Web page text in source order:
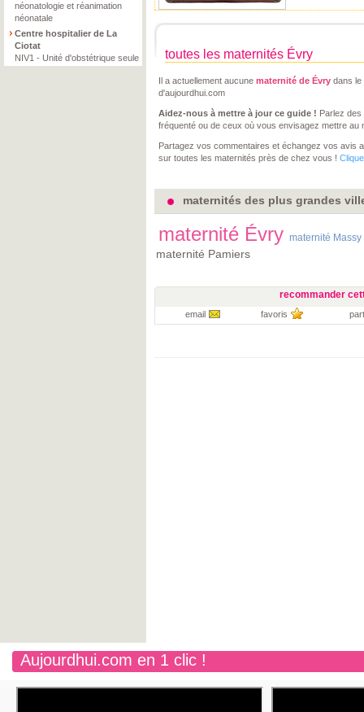
néonatologie et réanimation
néonatale
Centre hospitalier de La
Ciotat
NIV1 - Unité d'obstétrique seule
toutes les maternités Évry
Il a actuellement aucune maternité de Évry dans le
d'aujourdhui.com
Aidez-nous à mettre à jour ce guide ! Parlez
fréquenté ou de ceux où vous envisagez mettre au
Partagez vos commentaires et échangez vos avis
sur toutes les maternités près de chez vous !
maternités des plus grandes
maternité Évry maternité Massy
maternité Pamiers
recommander
email favoris
Aujourdhui.com en 1 clic !